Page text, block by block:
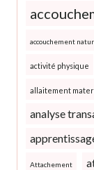
accouchement
activité physique
allaitement
analyse
Attachement